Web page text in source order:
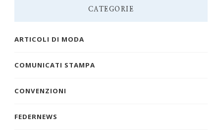
CATEGORIE
ARTICOLI DI MODA
COMUNICATI STAMPA
CONVENZIONI
FEDERNEWS